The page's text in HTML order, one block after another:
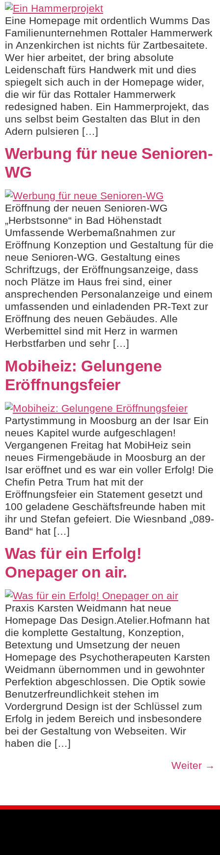
Eine Homepage mit ordentlich Wumms Das
Familienunternehmen Rottaler Hammerwerk
in Anzenkirchen ist nichts für Zartbesaitete.
Wer hier arbeitet, der bring absolute
Leidenschaft fürs Handwerk mit und dies
spiegelt sich auch in der Homepage wider,
die wir für das Rottaler Hammerwerk
redesigned haben. Ein Hammerprojekt, das
uns selbst beim Gestalten das Blut in den
Adern pulsieren […]
Werbung für neue Senioren-
WG
Eröffnung der neuen Senioren-WG
„Herbstsonne“ in Bad Höhenstadt
Umfassende Werbemaßnahmen zur
Eröffnung Konzeption und Gestaltung für die
neue Senioren-WG. Gestaltung eines
Schriftzugs, der Eröffnungsanzeige, dass
noch Plätze im Haus frei sind, einer
ansprechenden Personalanzeige und einem
umfassenden und einladenden PR-Text zur
Eröffnung des neuen Gebäudes. Alle
Werbemittel sind mit Herz in warmen
Herbstfarben und sehr […]
Mobiheiz: Gelungene
Eröffnungsfeier
Partystimmung in Moosburg an der Isar Ein
neues Kapitel wurde aufgeschlagen!
Vergangenen Freitag hat MobiHeiz sein
neues Firmengebäude in Moosburg an der
Isar eröffnet und es war ein voller Erfolg! Die
Chefin Petra Trum hat mit der
Eröffnungsfeier ein Statement gesetzt und
100 geladene Geschäftsfreunde haben mit
ihr und Stefan gefeiert. Die Wiesnband „089-
Band“ hat […]
Was für ein Erfolg!
Onepager on air.
Praxis Karsten Weidmann hat neue
Homepage Das Design.Atelier.Hofmann hat
die komplette Gestaltung, Konzeption,
Betextung und Umsetzung der neuen
Homepage des Psychotherapeuten Karsten
Weidmann übernommen und in gewohnter
Perfektion abgeschlossen. Die Optik sowie
Benutzerfreundlichkeit stehen im
Vordergrund Design ist der Schlüssel zum
Erfolg in jedem Bereich und insbesondere
bei der Gestaltung von Webseiten. Wir
haben die […]
Weiter →